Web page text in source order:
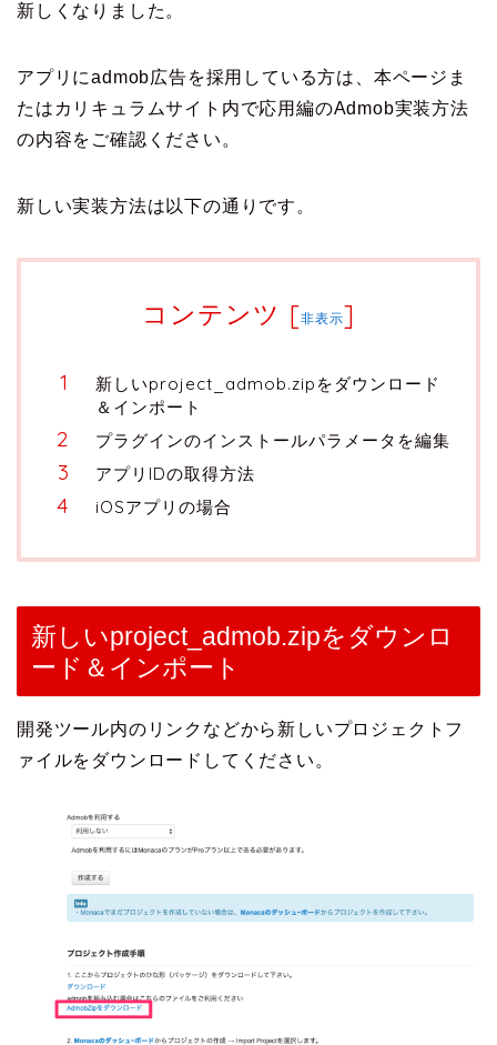
新しくなりました。
アプリにadmob広告を採用している方は、本ページま
たはカリキュラムサイト内で応用編のAdmob実装方法
の内容をご確認ください。
新しい実装方法は以下の通りです。
コンテンツ [非表示]
新しいproject_admob.zipをダウンロード
＆インポート
プラグインのインストールパラメータを編集
アプリIDの取得方法
iOSアプリの場合
新しいproject_admob.zipをダウンロ
ード＆インポート
開発ツール内のリンクなどから新しいプロジェクトフ
ァイルをダウンロードしてください。